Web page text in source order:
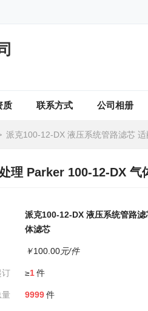
质 联系方式 公司相册
派克100-12-DX 液压系统管路滤芯 适配空压
理 Parker 100-12-DX 气
派克100-12-DX 液压系统管路
体滤芯
￥100.00元/件
订 ≥1件
量 9999件